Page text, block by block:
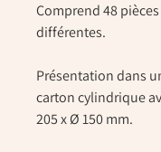
Comprend 48
différentes.
Présentation dans
carton cylindrique
205 x Ø 150 mm.